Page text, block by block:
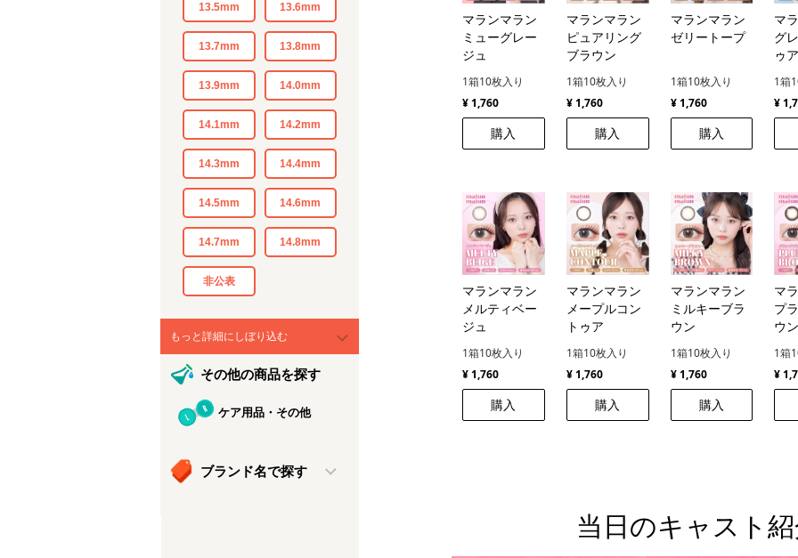
13.5mm 13.6mm
13.7mm 13.8mm
13.9mm 14.0mm
14.1mm 14.2mm
14.3mm 14.4mm
14.5mm 14.6mm
14.7mm 14.8mm
非公表
もっと詳細にしぼり込む
その他の商品を探す
ケア用品・その他
ブランド名で探す
マランマラン
ミューグレー
ジュ
1箱10枚入り
¥ 1,760
購入
マランマラン
ピュアリング
ブラウン
1箱10枚入り
¥ 1,760
購入
マランマラン
ゼリートープ
1箱10枚入り
¥ 1,760
購入
マ
グ
ゥ
1箱
¥
マランマラン
メルティベー
ジュ
1箱10枚入り
¥ 1,760
購入
マランマラン
メープルコン
トゥア
1箱10枚入り
¥ 1,760
購入
マランマラン
ミルキーブラ
ウン
1箱10枚入り
¥ 1,760
購入
マ
プ
ウ
1箱
¥
当日のキャスト